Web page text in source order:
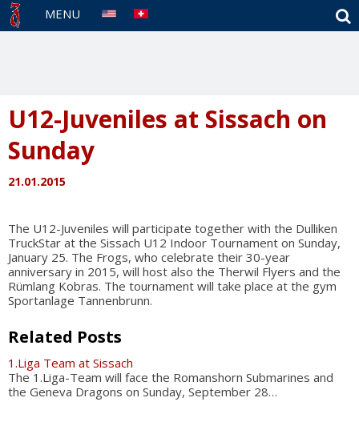
MENU
U12-Juveniles at Sissach on
Sunday
21.01.2015
The U12-Juveniles will participate together with the Dulliken
TruckStar at the Sissach U12 Indoor Tournament on Sunday,
January 25. The Frogs, who celebrate their 30-year
anniversary in 2015, will host also the Therwil Flyers and the
Rümlang Kobras. The tournament will take place at the gym
Sportanlage Tannenbrunn.
Related Posts
1.Liga Team at Sissach
The 1.Liga-Team will face the Romanshorn Submarines and
the Geneva Dragons on Sunday, September 28…